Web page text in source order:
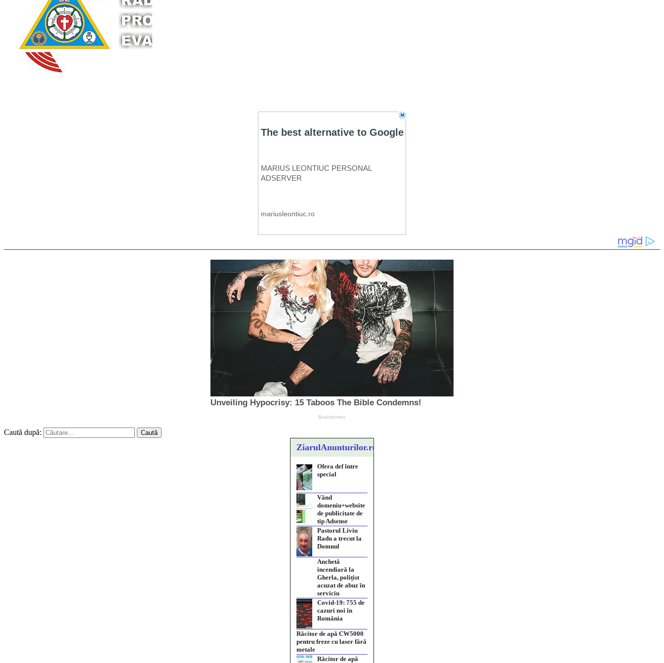
Caută după:
ZiarulAnunturilor.ro
Ofera def între
special
Vând
domeniu+website
de publicitate de
tip Adsense
Pastorul Liviu
Radu a trecut la
Domnul
Anchetă
incendiară la
Gherla, polițist
acuzat de abuz în
serviciu
Covid-19: 755 de
cazuri noi în
România
Răcitor de apă CW5000
pentru freze cu laser fără
metale
Răcitor de apă